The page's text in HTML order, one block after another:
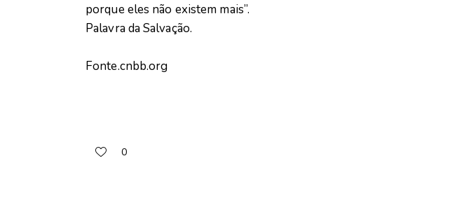
porque eles não existem mais”.
Palavra da Salvação.
Fonte.cnbb.org
0